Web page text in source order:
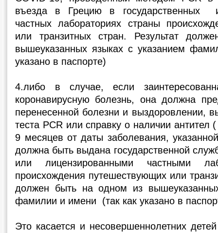
въезда в Грецию в государственных
частных лабораториях страны
или транзитных стран. Результат
вышеуказанных языках с указанием
указано в паспорте)
4.либо в случае, если
коронавирусную болезнь, она должна
перенесенной болезни и выздоровлении,
теста PCR или справку о наличии антител
9 месяцев от даты заболевания,
должна быть выдана государственной
или лицензированными частными
происхождения путешествующих или
должен быть на одном из
фамилии и имени (так как указано в
Это касается и несовершеннолетних